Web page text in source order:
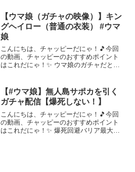
の確認をお願いします何度も違反された
場合はブロック致します...
【ウマ娘（ガチャの映像）】キン
グヘイロー（普通の衣装） #ウマ
娘
こんにちは、チャッピーだにゃ！🎵今回
の動画、チャッピーのおすすめポイント
はこれだにゃ！✨ ウマ娘のガチャだとこ
ックしてにゃ～！📢✨
【#ウマ娘】無人島サポカを引く
ガチャ配信【爆死しない！】
こんにちは、チャッピーだにゃ！🎵今回
の動画、チャッピーのおすすめポイント
はこれだにゃ！✨ 爆死回避バリア最大出